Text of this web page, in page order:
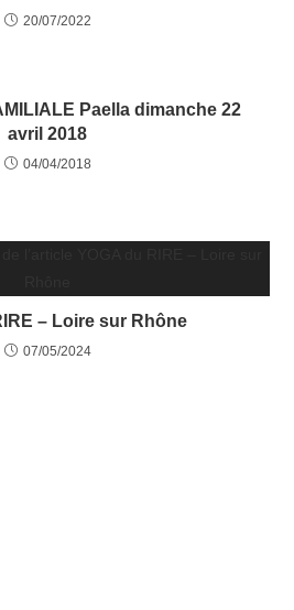
20/07/2022
Paella dimanche 22
avril 2018
04/04/2018
– Loire sur Rhône
07/05/2024